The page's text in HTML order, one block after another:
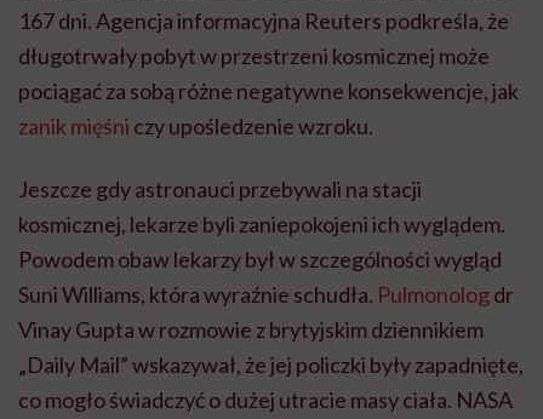
167 dni. Agencja informacyjna Reuters podkreśla, że
długotrwały pobyt w przestrzeni kosmicznej może
pociągać za sobą różne negatywne konsekwencje, jak
zanik mięśni czy upośledzenie wzroku.
Jeszcze gdy astronauci przebywali na stacji
kosmicznej, lekarze byli zaniepokojeni ich wyglądem.
Powodem obaw lekarzy był w szczególności wygląd
Suni Williams, która wyraźnie schudła. Pulmonologdr
Vinay Gupta w rozmowie z brytyjskim dziennikiem
„Daily Mail” wskazywał, że jej policzki były zapadnięte,
co mogło świadczyć o dużej utracie masy ciała. NASA